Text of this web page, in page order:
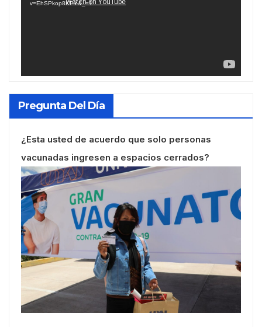
v=EhSPkop8KPY&_=1
Pregunta Del Día
¿Esta usted de acuerdo que solo personas
vacunadas ingresen a espacios cerrados?